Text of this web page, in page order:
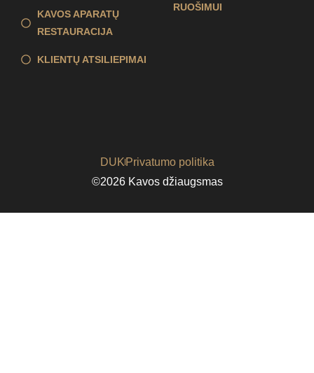
KAVOS APARATŲ
RESTAURACIJA
KLIENTŲ ATSILIEPIMAI
RUOŠIMUI
DUKPrivatumo politika
©2026 Kavos džiaugsmas